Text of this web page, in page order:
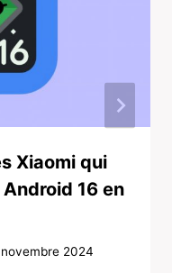
Xiaomi qui
16 en
2024